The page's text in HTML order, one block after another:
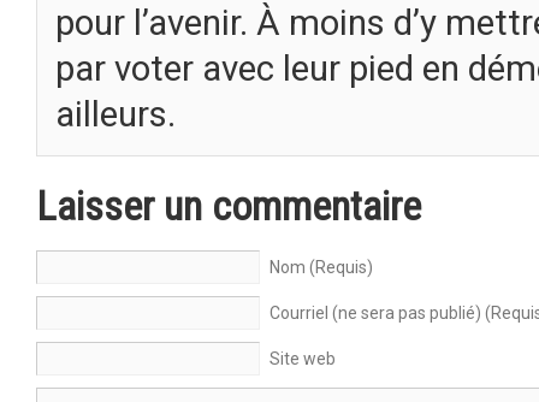
pour l’avenir. À moins d’y
par voter avec leur pied en
ailleurs.
Laisser un commentaire
Nom (Requis)
Courriel (ne sera pas publié)
Site web